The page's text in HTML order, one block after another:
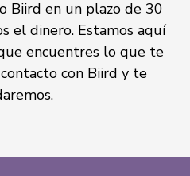
Biird en un plazo de 30
el dinero. Estamos aquí
encuentres lo que te
con Biird y te